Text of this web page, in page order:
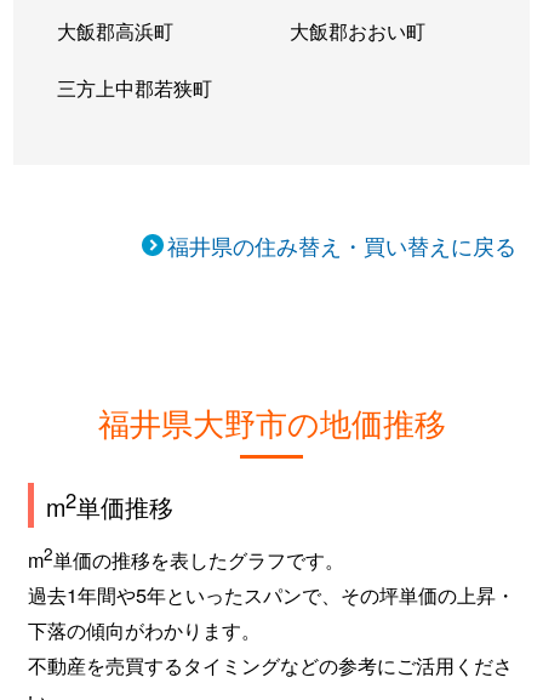
大飯郡高浜町 大飯郡おおい町
三方上中郡若狭町
福井県の住み替え・買い替えに戻る
福井県大野市の地価推移
m2単価推移
m2単価の推移を表したグラフです。
過去1年間や5年といったスパンで、その坪単価の上昇・
下落の傾向がわかります。
不動産を売買するタイミングなどの参考にご活用くださ